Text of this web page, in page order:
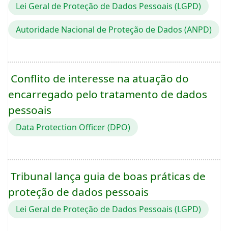
Lei Geral de Proteção de Dados Pessoais (LGPD)
Autoridade Nacional de Proteção de Dados (ANPD)
Conflito de interesse na atuação do
encarregado pelo tratamento de dados
pessoais
Data Protection Officer (DPO)
Tribunal lança guia de boas práticas de
proteção de dados pessoais
Lei Geral de Proteção de Dados Pessoais (LGPD)